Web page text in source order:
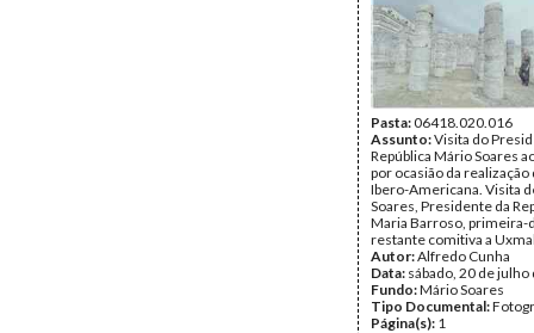
Pasta:06418.020.016
Assunto:Visita do
República Mário Soares
por ocasião da realização
Ibero-Americana. Visita
Soares, Presidente da
Maria Barroso, primeira-
restante comitiva a
Autor:Alfredo Cunha
Data: sábado, 20 de julho
Fundo:Mário Soares
Tipo Documental:
Página(s): 1